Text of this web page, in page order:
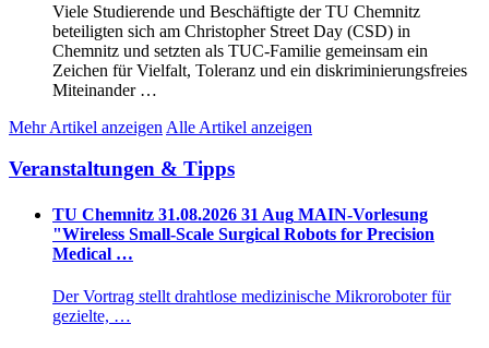
Viele Studierende und Beschäftigte der TU Chemnitz
beteiligten sich am Christopher Street Day (CSD) in
Chemnitz und setzten als TUC-Familie gemeinsam ein
Zeichen für Vielfalt, Toleranz und ein diskriminierungsfreies
Miteinander …
Mehr Artikel anzeigen Alle Artikel anzeigen
Veranstaltungen & Tipps
TU Chemnitz 31.08.2026 31 Aug MAIN-Vorlesung
"Wireless Small-Scale Surgical Robots for Precision
Medical …
Der Vortrag stellt drahtlose medizinische Mikroroboter für
gezielte, …